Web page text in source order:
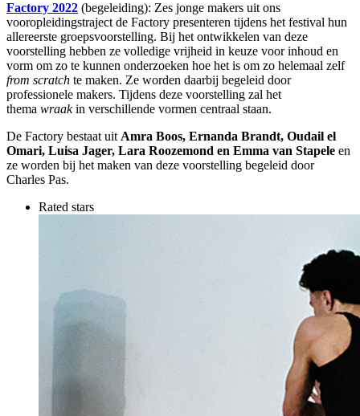
Factory 2022 (begeleiding): Zes jonge makers uit ons
vooropleidingstraject de Factory presenteren tijdens het festival hun
allereerste groepsvoorstelling. Bij het ontwikkelen van deze
voorstelling hebben ze volledige vrijheid in keuze voor inhoud en
vorm om zo te kunnen onderzoeken hoe het is om zo helemaal zelf
from scratch te maken. Ze worden daarbij begeleid door
professionele makers. Tijdens deze voorstelling zal het
thema wraakin verschillende vormen centraal staan.
De Factory bestaat uit Amra Boos, Ernanda Brandt, Oudail el
Omari, Luisa Jager, Lara Roozemond en Emma van Stapele en
ze worden bij het maken van deze voorstelling begeleid door
Charles Pas.
Rated stars